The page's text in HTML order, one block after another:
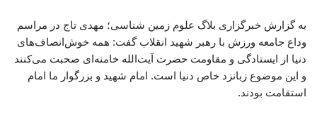
به گزارش خبرگزاری بلاگ علوم زمین شناسی؛ مهدی تاج در مراسم
وداع جامعه ورزش با رهبر شهید انقلاب گفت: همه خوش‌انصاف‌های
دنیا از ایستادگی و مقاومت حضرت آیت‌الله‌ خامنه‌ای صحبت می‌کنند
و این موضوع زبانزد خاص دنیا است. امام شهید و بزرگوار ما امام
استقامت بودند.